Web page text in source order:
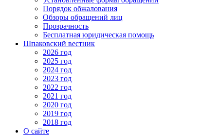
Порядок обжалования
Обзоры обращений лиц
Прозрачность
Бесплатная юридическая помощь
Шпаковский вестник
2026 год
2025 год
2024 год
2023 год
2022 год
2021 год
2020 год
2019 год
2018 год
О сайте